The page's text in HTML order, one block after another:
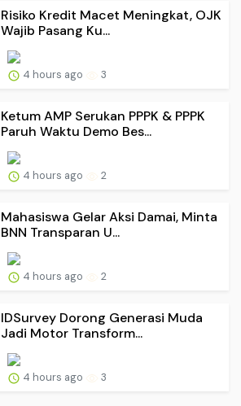
Risiko Kredit Macet Meningkat, OJK
Wajib Pasang Ku...
4 hours ago 3
Ketum AMP Serukan PPPK & PPPK
Paruh Waktu Demo Bes...
4 hours ago 2
Mahasiswa Gelar Aksi Damai, Minta
BNN Transparan U...
4 hours ago 2
IDSurvey Dorong Generasi Muda
Jadi Motor Transform...
4 hours ago 3